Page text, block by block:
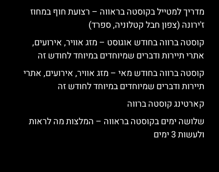
מדריך למטייל בקוסטה בראווה – רצועת חוף במחוז
ז'ירונה (צפון חבל קטלוניה, ספרד)
קוסטה ברווה בחודש אוגוסט – מזג אוויר, אירועים,
אתרי תיירות ודברים שמיוחדים במיוחד לחודש זה
קוסטה ברווה בחודש מאי – מזג אוויר, אירועים, אתרי
תיירות ודברים שמיוחדים במיוחד לחודש זה
קארטינג קוסטה ברווה
שלושה ימים בקוסטה בראווה – המלצות מה לראות
ולעשות 3 ימים